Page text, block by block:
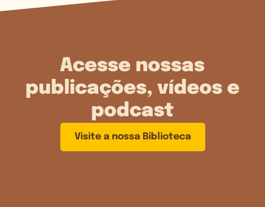
Acesse nossas
publicações, vídeos e
podcast
Visite a nossa Biblioteca